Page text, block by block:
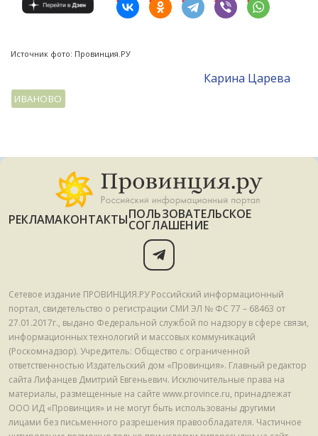
Источник фото: Провинция.РУ
Карина Царева
ИВАНОВО
РЕКЛАМАКОНТАКТЫПОЛЬЗОВАТЕЛЬСКОЕ
СОГЛАШЕНИЕ
Сетевое издание ПРОВИНЦИЯ.РУ Российский информационный
портал, свидетельство о регистрации СМИ ЭЛ № ФС 77 – 68463 от
27.01.2017г., выдано Федеральной службой по надзору в сфере связи,
информационных технологий и массовых коммуникаций
(Роскомнадзор). Учредитель: Общество с ограниченной
ответственностью Издательский дом «Провинция». Главный редактор
сайта Лифанцев Дмитрий Евгеньевич. Исключительные права на
материалы, размещенные на сайте www.province.ru, принадлежат
ООО ИД «Провинция» и не могут быть использованы другими
лицами без письменного разрешения правообладателя. Частичное